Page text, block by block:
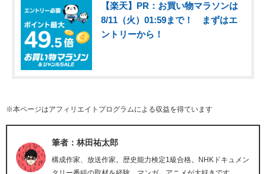
【楽天】PR：お買い物マラソンは
8/11（火）01:59まで！ まずはエ
ントリーから！
※本ページはアフィリエイトプログラムによる収益を得ています
筆者：林田祐太郎
構成作家、放送作家。歴史能力検定1級合格。NHKドキュメン